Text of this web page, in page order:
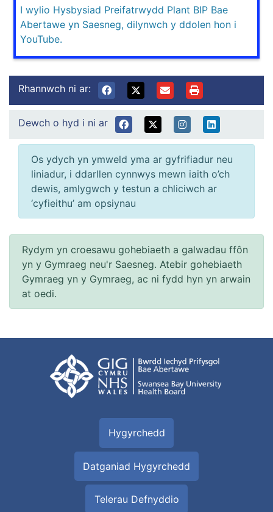
I wylio Hysbysiad Preifatrwydd Plant BIP Bae
Abertawe yn Saesneg, dilynwch y ddolen hon i
YouTube.
Rhannwch ni ar:
Dewch o hyd i ni ar
Os ydych yn ymweld yma ar gyfrifiadur neu
liniadur, i ddarllen cynnwys mewn iaith o’ch
dewis, amlygwch y testun a chliciwch ar
‘cyfieithu’ am opsiynau
Rydym yn croesawu gohebiaeth a galwadau ffôn
yn y Gymraeg neu'r Saesneg. Atebir gohebiaeth
Gymraeg yn y Gymraeg, ac ni fydd hyn yn arwain
at oedi.
Hygyrchedd
Datganiad Hygyrchedd
Telerau Defnyddio